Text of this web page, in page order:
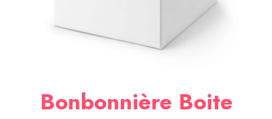
OCCASIONS
Bonbonnière Boite